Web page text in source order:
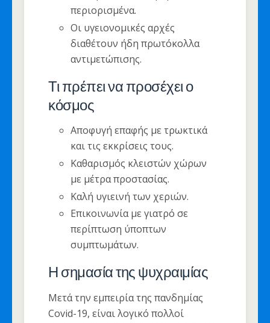
περιορισμένα.
Οι υγειονομικές αρχές
διαθέτουν ήδη πρωτόκολλα
αντιμετώπισης.
Τι πρέπει να προσέχει ο
κόσμος
Αποφυγή επαφής με τρωκτικά
και τις εκκρίσεις τους.
Καθαρισμός κλειστών χώρων
με μέτρα προστασίας.
Καλή υγιεινή των χεριών.
Επικοινωνία με γιατρό σε
περίπτωση ύποπτων
συμπτωμάτων.
Η σημασία της ψυχραιμίας
Μετά την εμπειρία της πανδημίας
Covid-19, είναι λογικό πολλοί